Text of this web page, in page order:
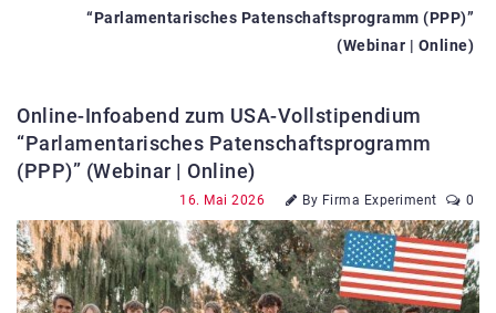
“Parlamentarisches Patenschaftsprogramm (PPP)”
(Webinar | Online)
Online-Infoabend zum USA-Vollstipendium
“Parlamentarisches Patenschaftsprogramm
(PPP)” (Webinar | Online)
16. Mai 2026 By Firma Experiment 0